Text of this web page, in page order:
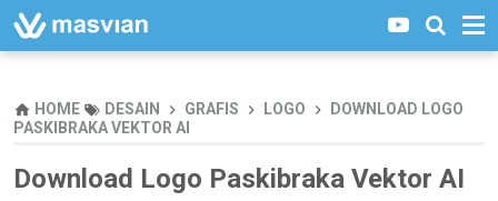
HOME DESAIN GRAFIS LOGO
DOWNLOAD LOGO
PASKIBRAKA VEKTOR AI
Download Logo Paskibraka Vektor AI